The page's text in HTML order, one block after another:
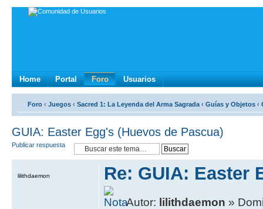
Home Portal Foro Usuarios
Foro ‹ Juegos ‹ Sacred 1: La Leyenda del Arma Sagrada ‹ Guí­as y Objetos ‹
GUIA: Easter Egg's (Huevos de Pascua)
Publicar respuesta
Re: GUIA: Easter
Autor: lilithdaemon »
lilithdaemon